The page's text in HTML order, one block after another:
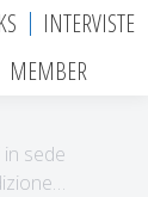
INTERVISTE
MEMBER
sede